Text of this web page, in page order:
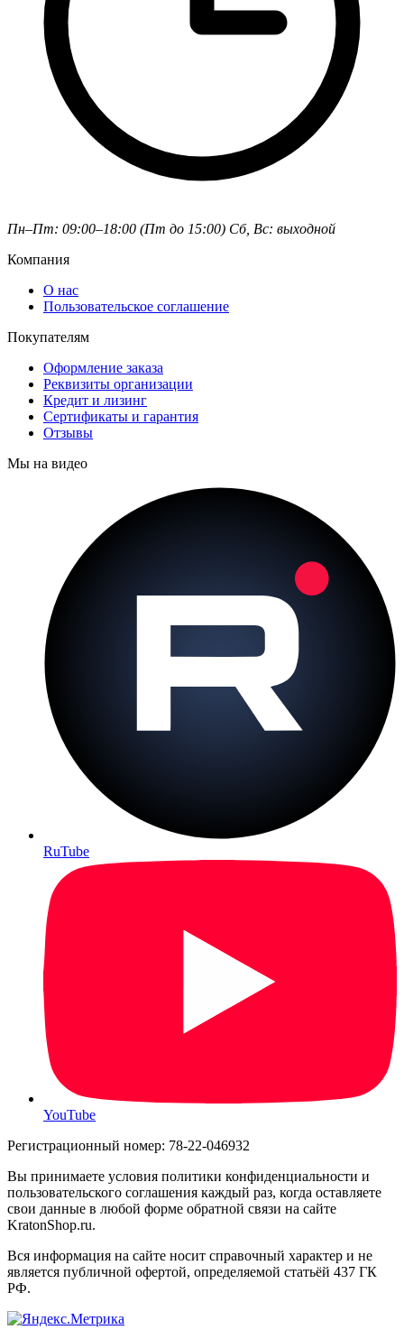
Пн–Пт: 09:00–18:00 (Пт до 15:00) Сб, Вс: выходной
Компания
О нас
Пользовательское соглашение
Покупателям
Оформление заказа
Реквизиты организации
Кредит и лизинг
Сертификаты и гарантия
Отзывы
Мы на видео
RuTube
YouTube
Регистрационный номер: 78-22-046932
Вы принимаете условия политики конфиденциальности и
пользовательского соглашения каждый раз, когда оставляете
свои данные в любой форме обратной связи на сайте
KratonShop.ru.
Вся информация на сайте носит справочный характер и не
является публичной офертой, определяемой статьёй 437 ГК
РФ.